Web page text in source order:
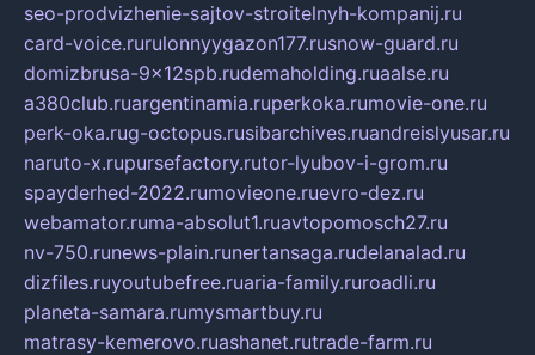
seo-prodvizhenie-sajtov-stroitelnyh-kompanij.ru
card-voice.rurulonnyygazon177.rusnow-guard.ru
domizbrusa-9x12spb.rudemaholding.ruaalse.ru
a380club.ruargentinamia.ruperkoka.rumovie-one.ru
perk-oka.rug-octopus.rusibarchives.ruandreislyusar.ru
naruto-x.rupursefactory.rutor-lyubov-i-grom.ru
spayderhed-2022.rumovieone.ruevro-dez.ru
webamator.ruma-absolut1.ruavtopomosch27.ru
nv-750.runews-plain.runertansaga.rudelanalad.ru
dizfiles.ruyoutubefree.ruaria-family.ruroadli.ru
planeta-samara.rumysmartbuy.ru
matrasy-kemerovo.ruashanet.rutrade-farm.ru